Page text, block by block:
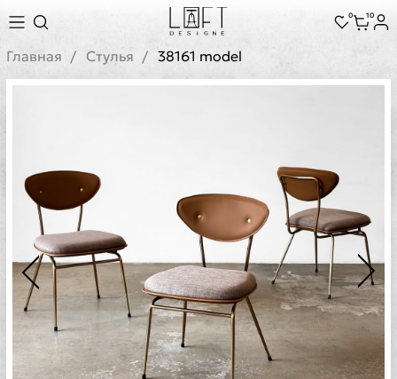
0 10
Главная Стулья 38161 model